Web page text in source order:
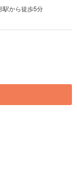
駅から徒歩5分